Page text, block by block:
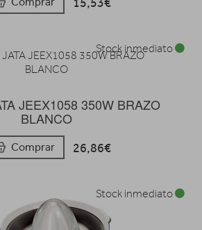
JEEX1058 350W BRAZO
BLANCO
Comprar 26,86€
Stock inmediato
Stock inmediato